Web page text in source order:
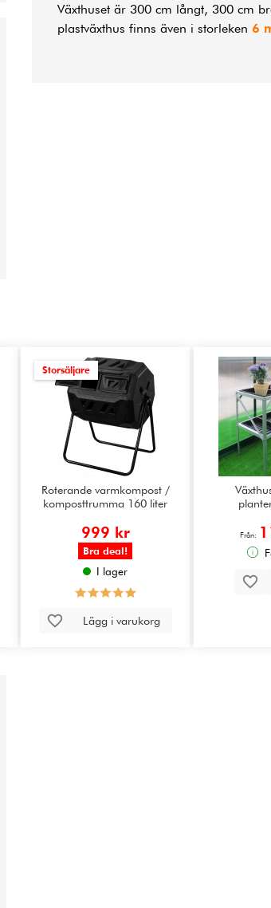
Växthuset är 300 cm långt, 300 cm
plastväxthus finns även i storleken 6
Storsäljare
Roterande varmkompost /
komposttrumma 160 liter
999 kr
Bra deal!
I lager
Lägg i varukorg
Från: